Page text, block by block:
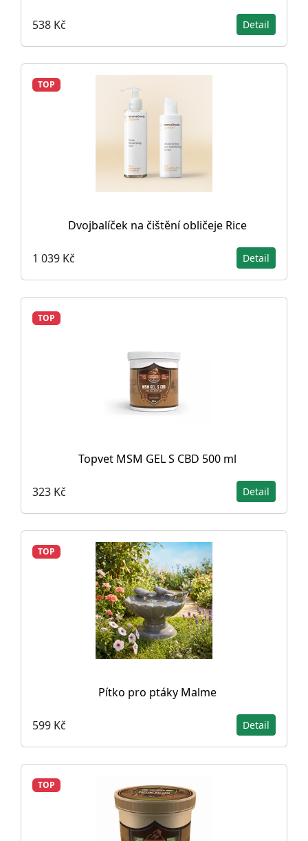
538 Kč Detail
TOP
Dvojbalíček na čištění obličeje Rice
1 039 Kč Detail
TOP
Topvet MSM GEL S CBD 500 ml
323 Kč Detail
TOP
Pítko pro ptáky Malme
599 Kč Detail
TOP